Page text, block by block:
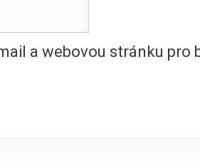
a webovou stránku pro